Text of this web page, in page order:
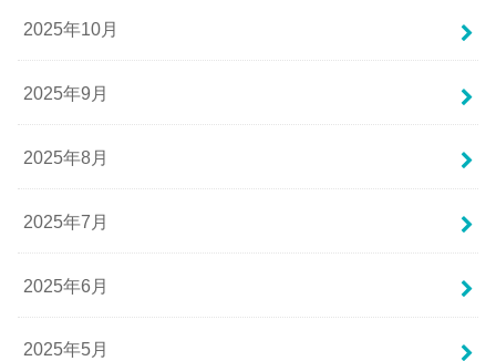
2025年10月
2025年9月
2025年8月
2025年7月
2025年6月
2025年5月